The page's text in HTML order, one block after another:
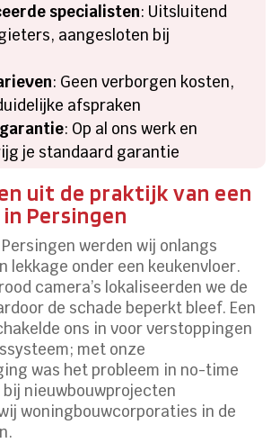
specialisten: Uitsluitend
aangesloten bij
: Geen verborgen kosten,
afspraken
: Op al ons werk en
je standaard garantie
uit de praktijk van een
Persingen
werden wij onlangs
lekkage onder een keukenvloer.
camera’s lokaliseerden we de
de schade beperkt bleef. Een
ons in voor verstoppingen
met onze
was het probleem in no-time
bij nieuwbouwprojecten
woningbouwcorporaties in de